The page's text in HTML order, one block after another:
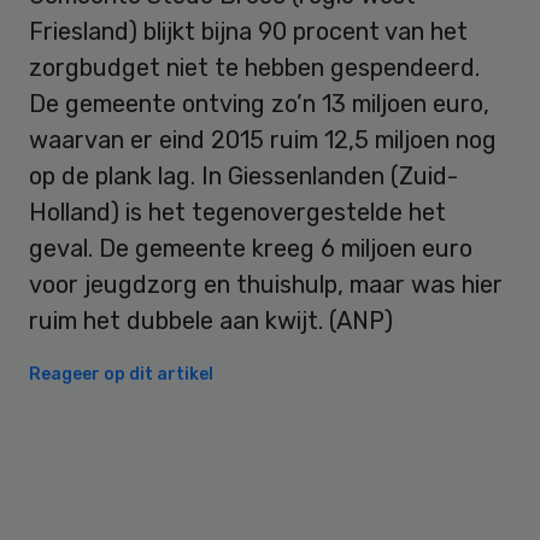
Friesland) blijkt bijna 90 procent van het
zorgbudget niet te hebben gespendeerd.
De gemeente ontving zo’n 13 miljoen euro,
waarvan er eind 2015 ruim 12,5 miljoen nog
op de plank lag. In Giessenlanden (Zuid-
Holland) is het tegenovergestelde het
geval. De gemeente kreeg 6 miljoen euro
voor jeugdzorg en thuishulp, maar was hier
ruim het dubbele aan kwijt. (ANP)
Reageer op dit artikel